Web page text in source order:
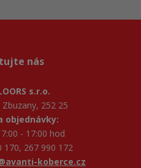
nás
s.r.o.
252 25
objednávky:
- 17:00 hod
170, 267 990 172
koberce.cz